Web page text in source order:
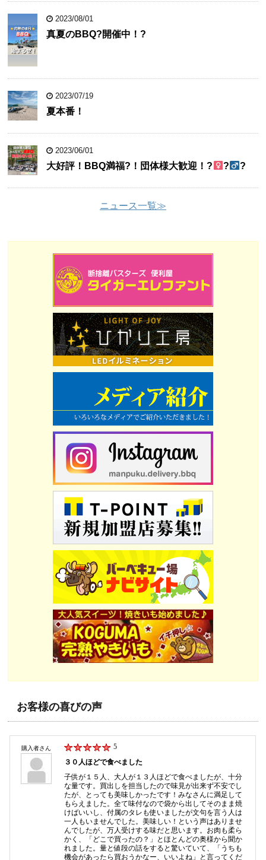
2023/08/01
真夏のBBQ?開催中！?
2023/07/19
夏本番！
2023/06/01
大好評！BBQ満福?！団体様大歓迎！?‍ ?‍ ?
ニュース一覧≫
お客様の喜びの声